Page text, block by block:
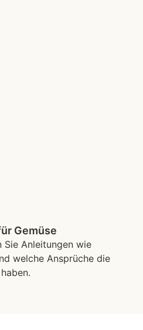
Gemüse
Sie Anleitungen wie
welche Ansprüche die